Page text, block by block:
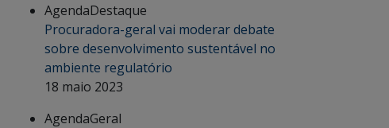
AgendaDestaque
Procuradora-geral vai moderar debate
sobre desenvolvimento sustentável no
ambiente regulatório
18 maio 2023
AgendaGeral